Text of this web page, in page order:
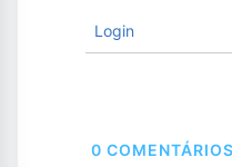
Login
0 COMENTÁRIOS